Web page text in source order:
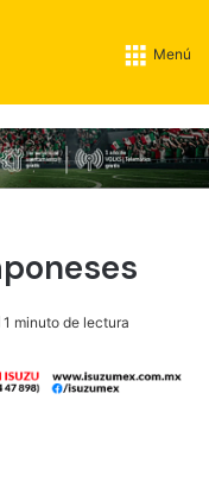
Menú
1 minuto de lectura